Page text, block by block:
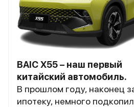
BAIC X55 – наш первый
китайский автомобиль.
В прошлом году, наконец
ипотеку, немного